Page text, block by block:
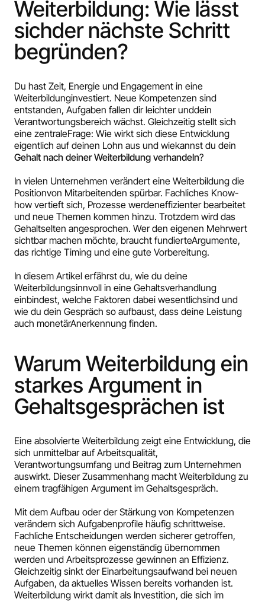
Weiterbildung: Wie lässt
sichder nächste Schritt
begründen?
Du hast Zeit, Energie und Engagement in eine
Weiterbildunginvestiert. Neue Kompetenzen sind
entstanden, Aufgaben fallen dir leichter unddein
Verantwortungsbereich wächst. Gleichzeitig stellt sich
eine zentraleFrage: Wie wirkt sich diese Entwicklung
eigentlich auf deinen Lohn aus und wiekannst du dein
Gehalt nach deiner Weiterbildung verhandeln?
In vielen Unternehmen verändert eine Weiterbildung die
Positionvon Mitarbeitenden spürbar. Fachliches Know-
how vertieft sich, Prozesse werdeneffizienter bearbeitet
und neue Themen kommen hinzu. Trotzdem wird das
Gehaltselten angesprochen. Wer den eigenen Mehrwert
sichtbar machen möchte, braucht fundierteArgumente,
das richtige Timing und eine gute Vorbereitung.
In diesem Artikel erfährst du, wie du deine
Weiterbildungsinnvoll in eine Gehaltsverhandlung
einbindest, welche Faktoren dabei wesentlichsind und
wie du dein Gespräch so aufbaust, dass deine Leistung
auch monetärAnerkennung finden.
Warum Weiterbildung ein
starkes Argument in
Gehaltsgesprächen ist
Eine absolvierte Weiterbildung zeigt eine Entwicklung, die
sich unmittelbar auf Arbeitsqualität,
Verantwortungsumfang und Beitrag zum Unternehmen
auswirkt. Dieser Zusammenhang macht Weiterbildung zu
einem tragfähigen Argument im Gehaltsgespräch.
Mit dem Aufbau oder der Stärkung von Kompetenzen
verändern sich Aufgabenprofile häufig schrittweise.
Fachliche Entscheidungen werden sicherer getroffen,
neue Themen können eigenständig übernommen
werden und Arbeitsprozesse gewinnen an Effizienz.
Gleichzeitig sinkt der Einarbeitungsaufwand bei neuen
Aufgaben, da aktuelles Wissen bereits vorhanden ist.
Weiterbildung wirkt damit als Investition, die sich im